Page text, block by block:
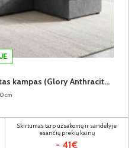
NEW NEESON (III gr.) minkštas kampas (Glory Anthracite-18)
Skirtumas tarp užsakomų ir sandėlyje
esančių prekių kainų
- 41€